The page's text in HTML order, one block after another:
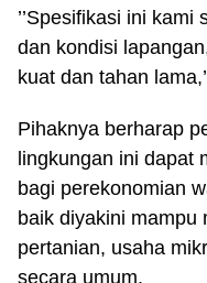
’’Spesifikasi ini
dan kondisi
kuat dan tahan
Pihaknya berharap
lingkungan ini dapat
bagi perekonomian
baik diyakini mampu
pertanian, usaha
secara umum.